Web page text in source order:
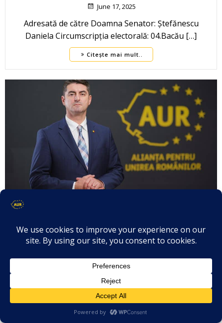
June 17, 2025
Adresată de către Doamna Senator: Ștefănescu
Daniela Circumscripția electorală: 04.Bacău […]
Citește mai mult..
politică – “Mircea Fechet – Ministrul
fermieri, pădurari și Salina Praid pe
altarul incompetenței!”
June 17, 2025
Adresată de către: Senator Constantin-Ciprian